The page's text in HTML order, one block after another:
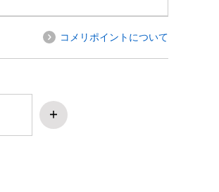
コメリポイントについて